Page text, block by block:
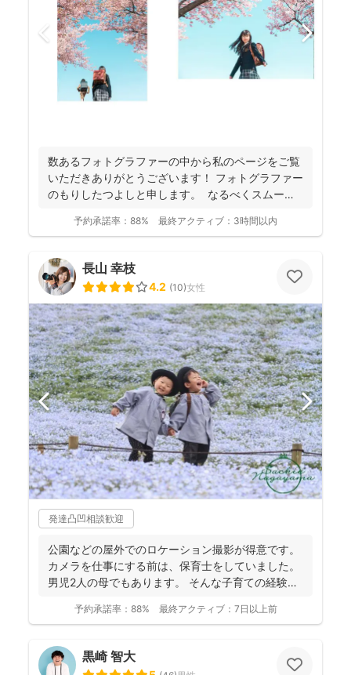
数あるフォトグラファーの中から私のページをご覧
いただきありがとうございます！ フォトグラファー
のもりしたつよしと申します。 なるべくスムーズ
予約承諾率： 88% 最終アクティブ： 3時間以内
長山 幸枝
4.2 (10)女性
発達凸凹相談歓迎
公園などの屋外でのロケーション撮影が得意です。
カメラを仕事にする前は、保育士をしていました。
男児2人の母でもあります。 そんな子育ての経験を
予約承諾率： 88% 最終アクティブ： 7日以上前
黒崎 智大